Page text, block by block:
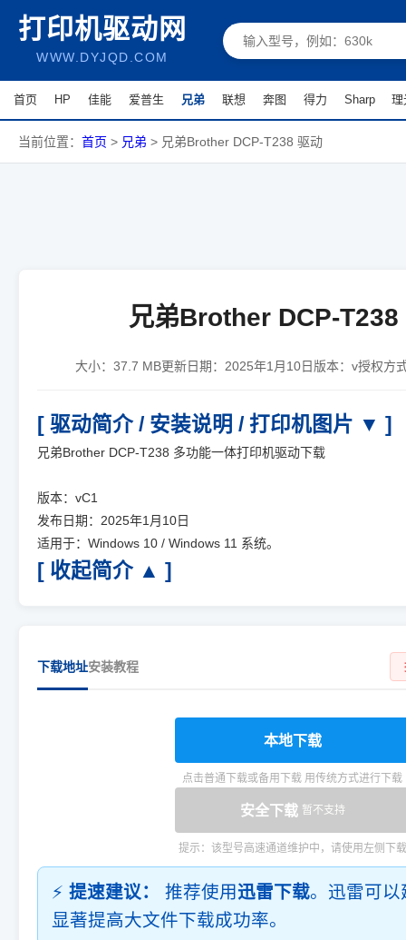
打印机驱动网
WWW.DYJQD.COM
首页 HP 佳能 爱普生 兄弟 联想 奔图 得力 Sharp 理
当前位置： 首页 > 兄弟 > 兄弟Brother DCP-T238 驱动
兄弟Brother DCP-T238
大小： 37.7 MB更新日期： 2025年1月10日 版本： v授权方
[ 驱动简介 / 安装说明 / 打印机图片 ▼ ]
兄弟Brother DCP-T238 多功能一体打印机驱动下载
版本：vC1
发布日期：2025年1月10日
适用于：Windows 10 / Windows 11 系统。
[ 收起简介 ▲ ]
下载地址安装教程
本地下载
点击普通下载或备用下载 用传统方式进行下载
安全下载 暂不支持
提示：该型号高速通道维护中，请使用左侧下载
⚡ 提速建议： 推荐使用迅雷下载。迅雷可
显著提高大文件下载成功率。